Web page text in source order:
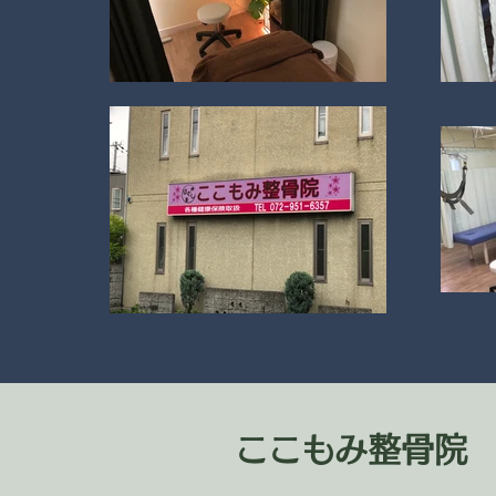
​ここもみ整骨院